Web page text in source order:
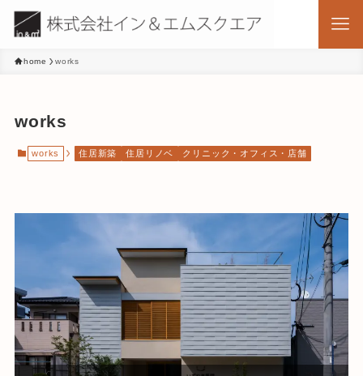
home works
works
works 住居新築 住居リノベ クリニック・オフィス・店舗